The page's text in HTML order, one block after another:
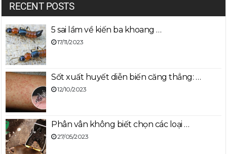
RECENT POSTS
5 sai lầm về kiến ba khoang …
17/11/2023
Sốt xuất huyết diễn biến căng thẳng: …
12/10/2023
Phân vân không biết chọn các loại …
27/05/2023